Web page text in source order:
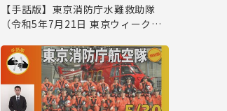
【手話版】東京消防庁水難救助隊
（令和5年7月21日 東京ウィークリ